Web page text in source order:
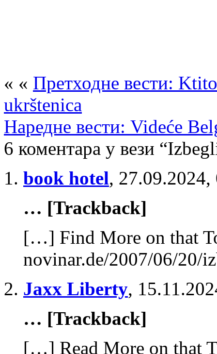
« « Претходне вести:
ukrštenica
Наредне вести: Videće
6 коментара у вези
book hotel, 27.09.2024,
… [Trackback]
[…] Find More on that
novinar.de/2007/06/20/
Jaxx Liberty,
… [Trackback]
[…] Read More on that